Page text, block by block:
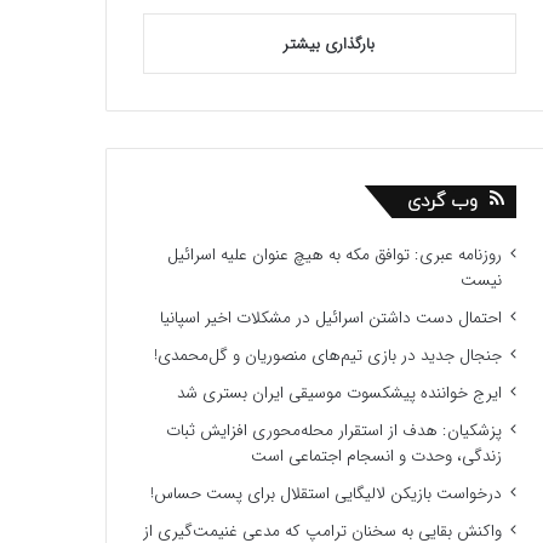
بارگذاری بیشتر
وب گردی
روزنامه عبری: توافق مکه به هیچ عنوان علیه اسرائیل
نیست
احتمال دست داشتن اسرائیل در مشکلات اخیر اسپانیا
جنجال جدید در بازی تیم‌های منصوریان و گل‌محمدی!
ایرج خواننده پیشکسوت موسیقی ایران بستری شد
پزشکیان: هدف از استقرار محله‌محوری افزایش ثبات
زندگی، وحدت و انسجام اجتماعی است
درخواست بازیکن لالیگایی استقلال برای پست حساس!
واکنش بقایی به سخنان ترامپ که مدعی غنیمت‌گیری از